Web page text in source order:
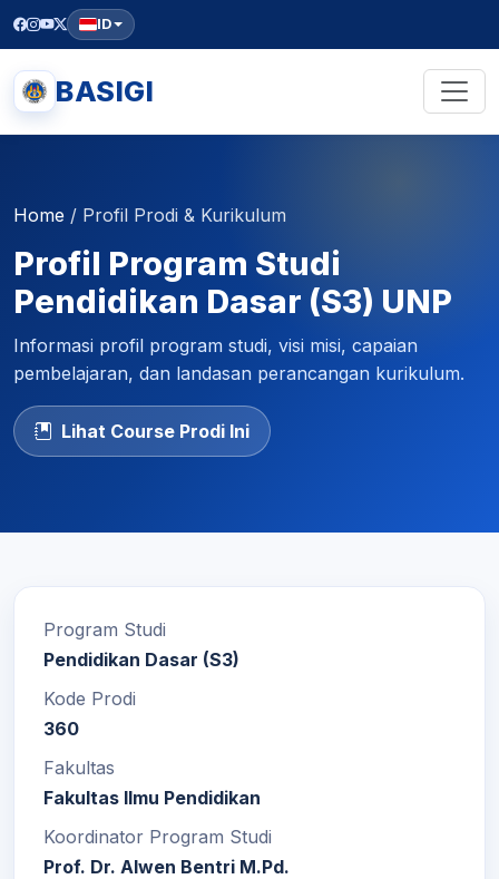
ID
BASIGI
Home / Profil Prodi & Kurikulum
Profil Program Studi
Pendidikan Dasar (S3) UNP
Informasi profil program studi, visi misi, capaian
pembelajaran, dan landasan perancangan kurikulum.
Lihat Course Prodi Ini
Program Studi
Pendidikan Dasar (S3)
Kode Prodi
360
Fakultas
Fakultas Ilmu Pendidikan
Koordinator Program Studi
Prof. Dr. Alwen Bentri M.Pd.